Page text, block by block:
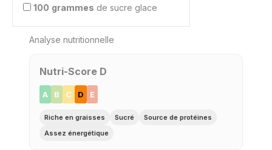
100 grammes de sucre glace
Analyse nutritionnelle
Nutri-Score D
A B C D E
Riche en graisses Sucré
Source de protéines
Assez énergétique